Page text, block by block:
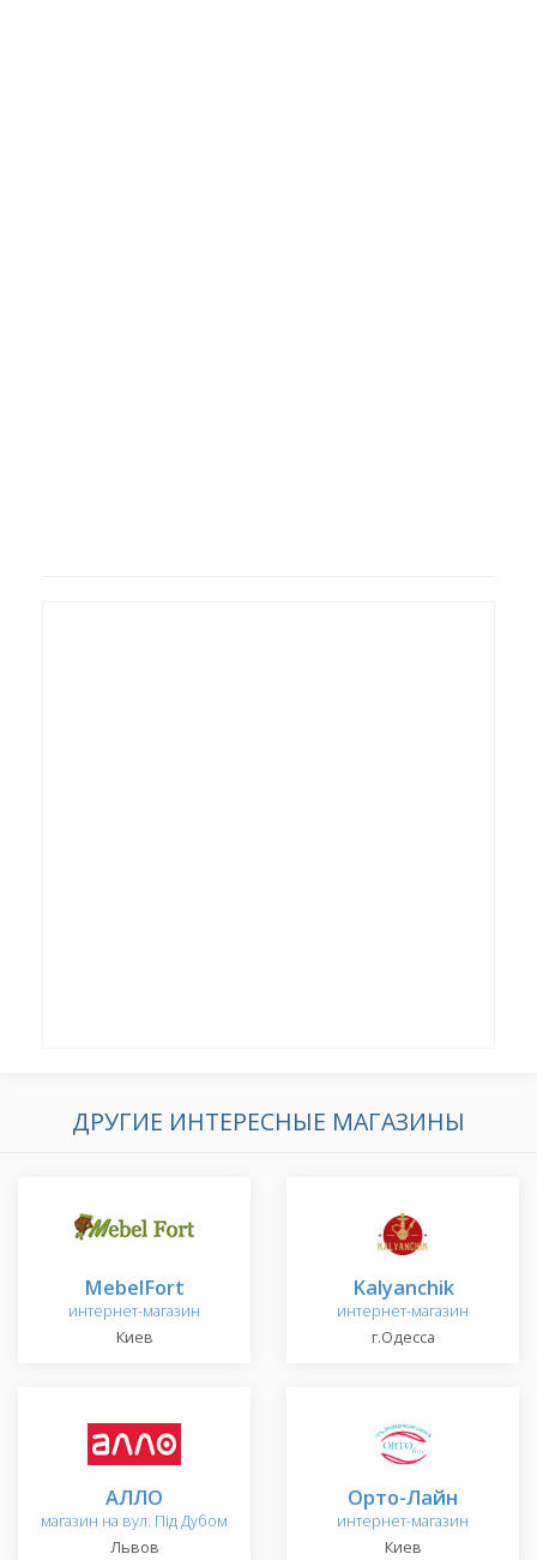
ДРУГИЕ ИНТЕРЕСНЫЕ МАГАЗИНЫ
MebelFort
интернет-магазин
Киев
Kalyanchik
интернет-магазин
г.Одесса
АЛЛО
магазин на вул. Під Дубом
Львов
Орто-Лайн
интернет-магазин
Киев